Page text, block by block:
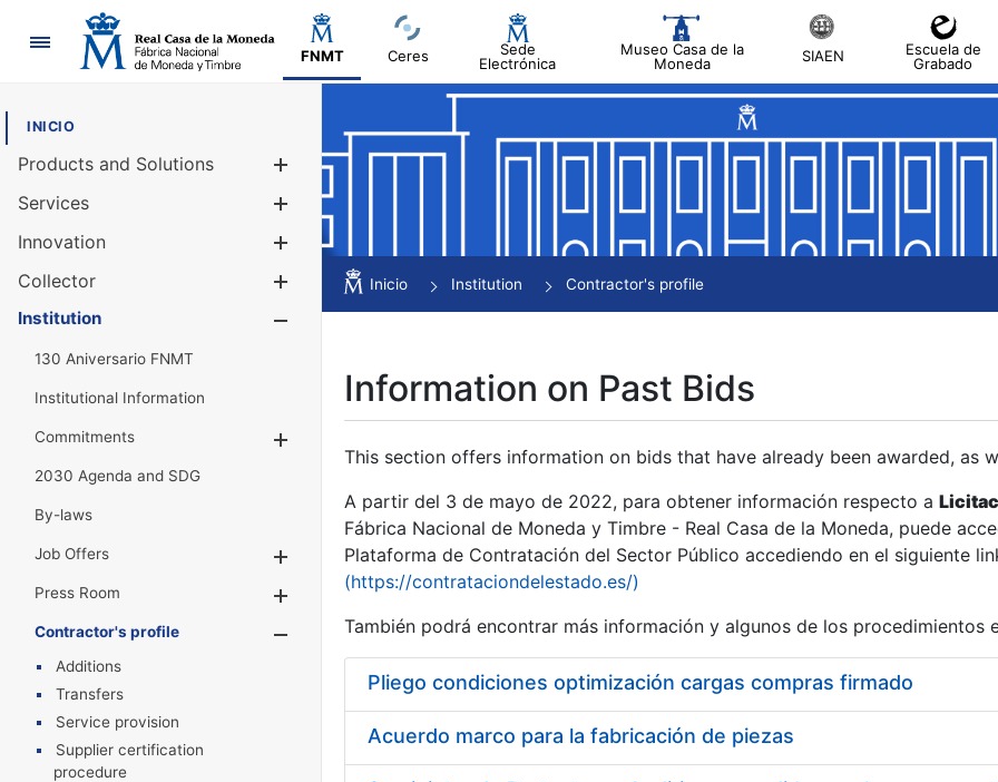
Navigation
FNMT Ceres
Sede
Electrónica
Museo Casa de la
Moneda
SIAEN
Escuela de
Grabado
INICIO
Products and Solutions
Services
Innovation
Collector
Show/Hide
Institution
130 Aniversario FNMT
Institutional Information
Commitments
2030 Agenda and SDG
By-laws
Job Offers
Show/Hide
Press Room
Show/Hide
Contractor's profile
Show/Hide
Additions
Transfers
Service provision
Supplier certification
procedure
Inicio Institution Contractor's profile
Information on Past Bids
This section offers information on bids that have already been awarded, as
A partir del 3 de mayo de 2022, para obtener información respecto a
Fábrica Nacional de Moneda y Timbre - Real Casa de la Moneda, puede
Plataforma de Contratación del Sector Público accediendo en el siguiente
(https://contrataciondelestado.es/)
También podrá encontrar más información y algunos de los procedimientos
Pliego condiciones optimización cargas compras firmado
Acuerdo marco para la fabricación de piezas